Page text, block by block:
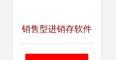
销售型进销存软件
如何高效驱动软件